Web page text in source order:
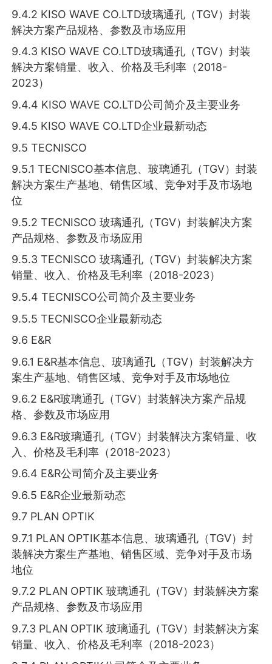
9.4.2 KISO WAVE CO.LTD玻璃通孔（TGV）封装
解决方案产品规格、参数及市场应用
9.4.3 KISO WAVE CO.LTD玻璃通孔（TGV）封装
解决方案销量、收入、价格及毛利率（2018-
2023）
9.4.4 KISO WAVE CO.LTD公司简介及主要业务
9.4.5 KISO WAVE CO.LTD企业最新动态
9.5 TECNISCO
9.5.1 TECNISCO基本信息、玻璃通孔（TGV）封装
解决方案生产基地、销售区域、竞争对手及市场地
位
9.5.2 TECNISCO 玻璃通孔（TGV）封装解决方案
产品规格、参数及市场应用
9.5.3 TECNISCO 玻璃通孔（TGV）封装解决方案
销量、收入、价格及毛利率（2018-2023）
9.5.4 TECNISCO公司简介及主要业务
9.5.5 TECNISCO企业最新动态
9.6 E&R
9.6.1 E&R基本信息、玻璃通孔（TGV）封装解决方
案生产基地、销售区域、竞争对手及市场地位
9.6.2 E&R玻璃通孔（TGV）封装解决方案产品规
格、参数及市场应用
9.6.3 E&R玻璃通孔（TGV）封装解决方案销量、收
入、价格及毛利率（2018-2023）
9.6.4 E&R公司简介及主要业务
9.6.5 E&R企业最新动态
9.7 PLAN OPTIK
9.7.1 PLAN OPTIK基本信息、玻璃通孔（TGV）封
装解决方案生产基地、销售区域、竞争对手及市场
地位
9.7.2 PLAN OPTIK 玻璃通孔（TGV）封装解决方案
产品规格、参数及市场应用
9.7.3 PLAN OPTIK 玻璃通孔（TGV）封装解决方案
销量、收入、价格及毛利率（2018-2023）